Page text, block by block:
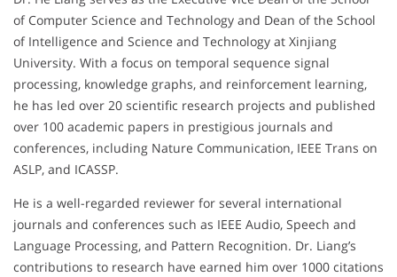
of Computer Science and Technology and Dean of the School
of Intelligence and Science and Technology at Xinjiang
University. With a focus on temporal sequence signal
processing, knowledge graphs, and reinforcement learning,
he has led over 20 scientific research projects and published
over 100 academic papers in prestigious journals and
conferences, including Nature Communication, IEEE Trans on
ASLP, and ICASSP.
He is a well-regarded reviewer for several international
journals and conferences such as IEEE Audio, Speech and
Language Processing, and Pattern Recognition. Dr. Liang’s
contributions to research have earned him over 1000 citations